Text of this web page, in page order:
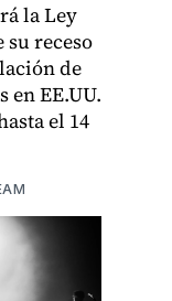
la Ley
su receso
de
en EE.UU.
el 14